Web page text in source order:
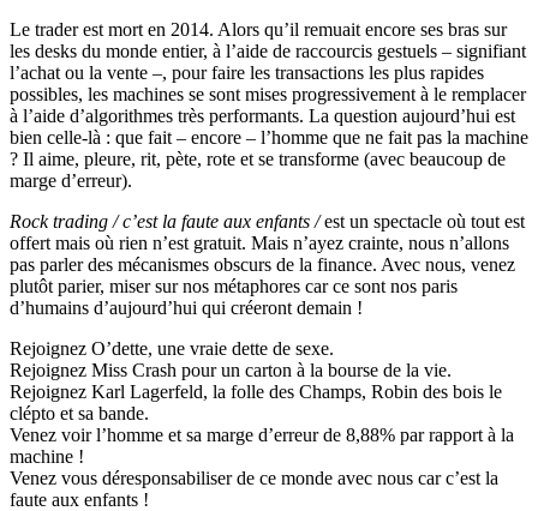
Le trader est mort en 2014. Alors qu’il remuait encore ses bras sur
les desks du monde entier, à l’aide de raccourcis gestuels – signifiant
l’achat ou la vente –, pour faire les transactions les plus rapides
possibles, les machines se sont mises progressivement à le remplacer
à l’aide d’algorithmes très performants. La question aujourd’hui est
bien celle-là : que fait – encore – l’homme que ne fait pas la machine
? Il aime, pleure, rit, pète, rote et se transforme (avec beaucoup de
marge d’erreur).
Rock trading / c’est la faute aux enfants /est un spectacle où tout est
offert mais où rien n’est gratuit. Mais n’ayez crainte, nous n’allons
pas parler des mécanismes obscurs de la finance. Avec nous, venez
plutôt parier, miser sur nos métaphores car ce sont nos paris
d’humains d’aujourd’hui qui créeront demain !
Rejoignez O’dette, une vraie dette de sexe.
Rejoignez Miss Crash pour un carton à la bourse de la vie.
Rejoignez Karl Lagerfeld, la folle des Champs, Robin des bois le
clépto et sa bande.
Venez voir l’homme et sa marge d’erreur de 8,88% par rapport à la
machine !
Venez vous déresponsabiliser de ce monde avec nous car c’est la
faute aux enfants !